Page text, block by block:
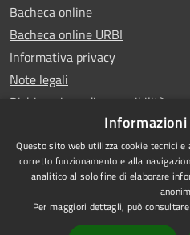
Bacheca online
Bacheca online URBI
Informativa privacy
Note legali
Dichiarazione di accessibilità
RSS
Accessibilità
Questo sito web utilizza cookie tecnici
corretto funzionamento e alla
analitico al solo fine di elaborare
Per maggiori dettagli, può